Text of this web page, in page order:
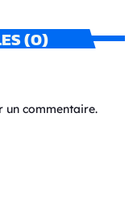
(0)
un commentaire.